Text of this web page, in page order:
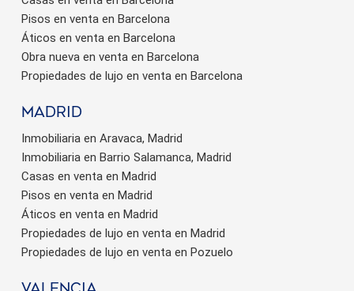
Pisos en venta en Barcelona
Áticos en venta en Barcelona
Obra nueva en venta en Barcelona
Propiedades de lujo en venta en Barcelona
Madrid
Inmobiliaria en Aravaca, Madrid
Inmobiliaria en Barrio Salamanca, Madrid
Casas en venta en Madrid
Pisos en venta en Madrid
Áticos en venta en Madrid
Propiedades de lujo en venta en Madrid
Propiedades de lujo en venta en Pozuelo